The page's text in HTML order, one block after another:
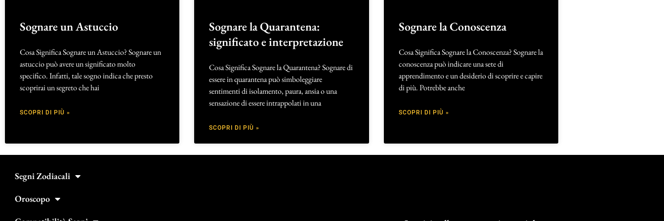
Sognare un Astuccio
Cosa Significa Sognare un Astuccio? Sognare un
astuccio può avere un significato molto
specifico. Infatti, tale sogno indica che presto
scoprirai un segreto che hai
SCOPRI DI PIÙ »
Sognare la Quarantena:
significato e interpretazione
Cosa Significa Sognare la Quarantena? Sognare di
essere in quarantena può simboleggiare
sentimenti di isolamento, paura, ansia o una
sensazione di essere intrappolati in una
SCOPRI DI PIÙ »
Sognare la Conoscenza
Cosa Significa Sognare la Conoscenza? Sognare la
conoscenza può indicare una sete di
apprendimento e un desiderio di scoprire e capire
di più. Potrebbe anche
SCOPRI DI PIÙ »
Segni Zodiacali
Oroscopo